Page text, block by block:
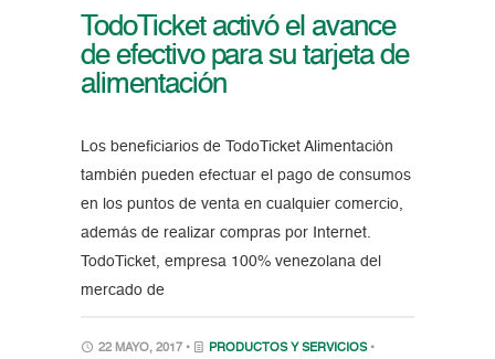
TodoTicket activó el avance
de efectivo para su tarjeta de
alimentación​​
Los beneficiarios de TodoTicket Alimentación
también pueden efectuar el pago de consumos
en los puntos de venta en cualquier comercio,
además de realizar compras por Internet.
TodoTicket, empresa 100% venezolana del
mercado de
22 MAYO, 2017 • PRODUCTOS Y SERVICIOS •